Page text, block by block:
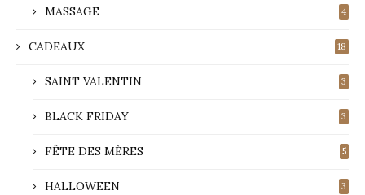
MASSAGE 4
CADEAUX 18
SAINT VALENTIN 3
BLACK FRIDAY 3
FÊTE DES MÈRES 5
HALLOWEEN 3